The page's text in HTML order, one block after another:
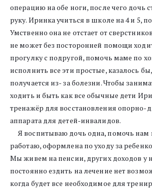
операцию на обе ноги, после чего дочь
руку. Иринка учиться в школе на 4 и 5,
Умственно она не отстает от
не может без посторонней помощи
прогулку с подругой, помочь маме по
исполнить все эти простые, казалось
получается из- за болезни. Чтобы
ходить и быть как все обычные дети
тренажёр для восстановления опорно-
аппарата для детей-инвалидов.
Я воспитываю дочь одна, помочь нам
работаю, оформлена по уходу за
Мы живем на пенсии, других доходов у
постоянно ездить на лечение нет
когда будет все необходимое для